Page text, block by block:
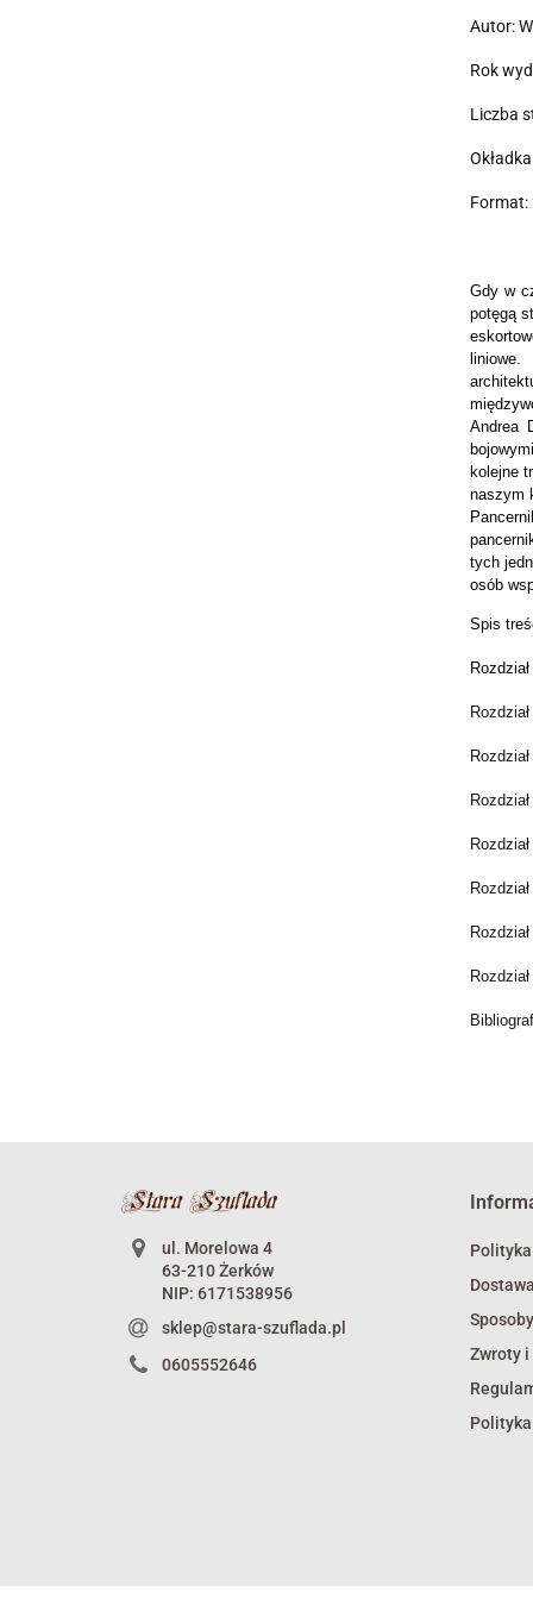
Autor:
Rok
Liczba
Format:
Gdy w
potęgą
Andrea
kolejne
naszym
tych
osób
Spis
ul. Morelowa 4
63-210 Żerków
NIP: 6171538956
sklep@stara-szuflada.pl
0605552646
Zwroty